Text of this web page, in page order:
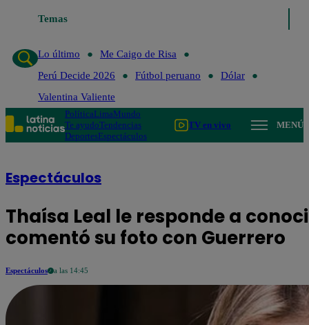
Temas
Lo último
Me Caigo de Risa
Perú Decide 2026
Fútbol peruano
Dólar
Valentina Valiente
PolíticaLimaMundo
Te ayudoTendencias
DeportesEspectáculos
TV en vivo MENÚ
Espectáculos
Thaísa Leal le responde a
comentó su foto con Guerrero
Espectáculos a las 14:45